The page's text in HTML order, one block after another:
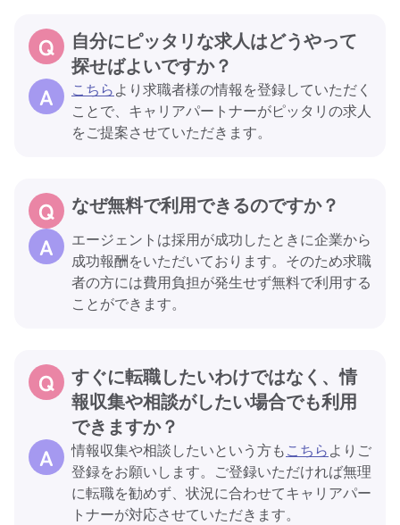
自分にピッタリな求人はどうやって
探せばよいですか？
こちらより求職者様の情報を登録していただく
ことで、キャリアパートナーがピッタリの求人
をご提案させていただきます。
なぜ無料で利用できるのですか？
エージェントは採用が成功したときに企業から
成功報酬をいただいております。そのため求職
者の方には費用負担が発生せず無料で利用する
ことができます。
すぐに転職したいわけではなく、情
報収集や相談がしたい場合でも利用
できますか？
情報収集や相談したいという方もこちらよりご
登録をお願いします。ご登録いただければ無理
に転職を勧めず、状況に合わせてキャリアパー
トナーが対応させていただきます。